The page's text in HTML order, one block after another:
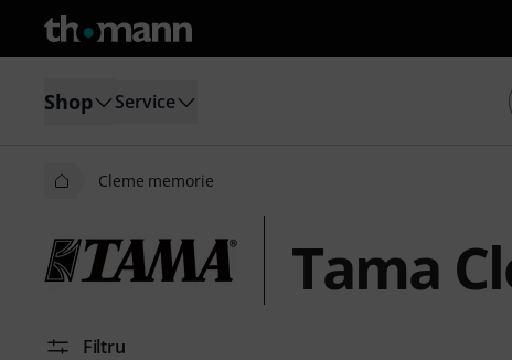
Shop Service
Cleme memorie
Tama
Filtru